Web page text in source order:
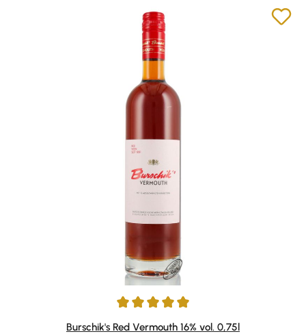
Durchschnittliche Bewertung von 5 von 5 Sternen
Burschik's Red Vermouth 16% vol. 0,75l